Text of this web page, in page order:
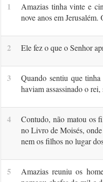
1
Amazias tinha vinte e
nove anos em Jerusalém.
2 Ele fez o que o Senhor
3
Quan­do sentiu­ que
haviam assassinado o rei,
4
Contudo, não matou os
no Livro de Moisés,
nem os filhos no lugar
5
Amazias reuniu os